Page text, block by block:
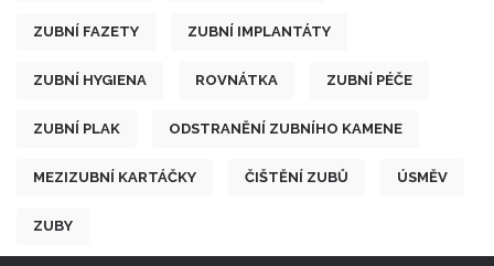
ZUBNÍ FAZETY ZUBNÍ IMPLANTÁTY
ZUBNÍ HYGIENA ROVNÁTKA ZUBNÍ PÉČE
ZUBNÍ PLAK ODSTRANĚNÍ ZUBNÍHO KAMENE
MEZIZUBNÍ KARTÁČKY ČIŠTĚNÍ ZUBŮ ÚSMĚV
ZUBY